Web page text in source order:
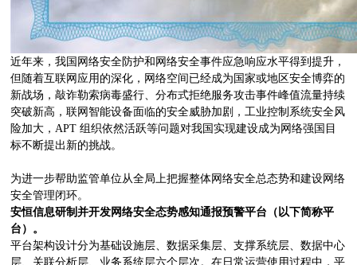
近年来，我国网络安全防护和网络安全事件应急响应水平得到提升，
但随着互联网应用的深化，网络空间已经成为国家或地区安全博弈的
新战场，敲诈勒索病毒盛行、分布式拒绝服务攻击事件峰值流量持续
突破新高，联网智能设备面临的安全威胁加剧，工业控制系统安全风
险加大，APT 组织依然活跃等问题对我国实现建设成为网络强国目
标不断提出新的挑战。
为进一步帮助监管单位从全局上把握整体网络安全总态势和建设网络
安全管理闭环。
安恒信息研制并开发网络安全态势感知通报预警平台（以下简称平
台）。
平台架构设计分为基础设施层、数据采集层、支撑系统层、数据中心
层、关联分析层、业务系统层六个层次。在日常运营使用过程中，平